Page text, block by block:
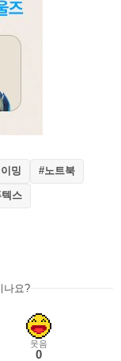
밍 #노트북
스
나요?
웃음
0